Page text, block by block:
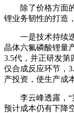
除了价格方面
锂业务韧性的打造
一是技术持续
晶体六氟磷酸锂量
3.5代，并正研发第
仅合成反应环节，
产投资，使生产成
李云峰透露，
预计成本仍有下降